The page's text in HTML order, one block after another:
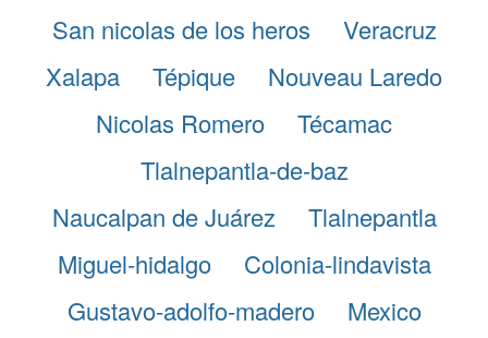
San nicolas de los heros
Veracruz
Xalapa
Tépique
Nouveau Laredo
Nicolas Romero
Técamac
Tlalnepantla-de-baz
Naucalpan de Juárez
Tlalnepantla
Miguel-hidalgo
Colonia-lindavista
Gustavo-adolfo-madero
Mexico